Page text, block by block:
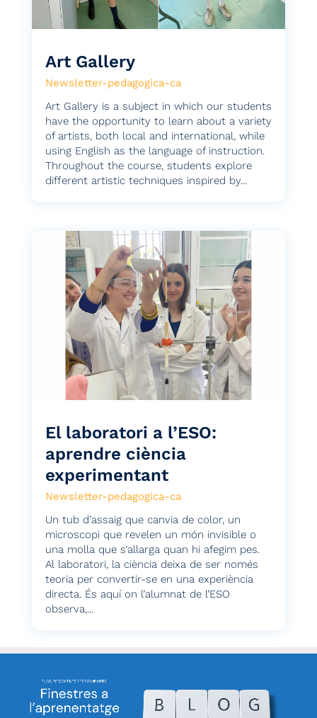
Art Gallery
Newsletter-pedagogica-ca
Art Gallery is a subject in which our students
have the opportunity to learn about a variety
of artists, both local and international, while
using English as the language of instruction.
Throughout the course, students explore
different artistic techniques inspired by...
El laboratori a l’ESO:
aprendre ciència
experimentant
Newsletter-pedagogica-ca
Un tub d’assaig que canvia de color, un
microscopi que revelen un món invisible o
una molla que s’allarga quan hi afegim pes.
Al laboratori, la ciència deixa de ser només
teoria per convertir-se en una experiència
directa. És aquí on l’alumnat de l’ESO
observa,...